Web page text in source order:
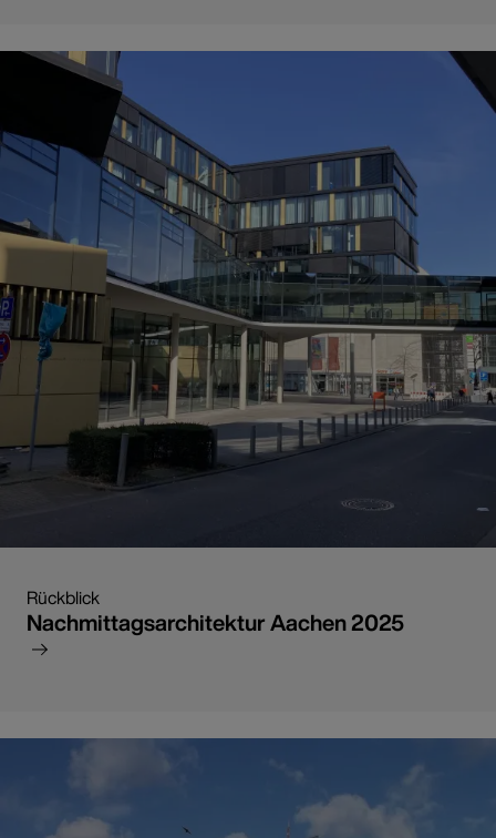
Rückblick
Nachmittagsarchitektur Aachen 2025